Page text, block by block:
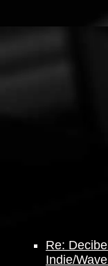
Re:
Indie/